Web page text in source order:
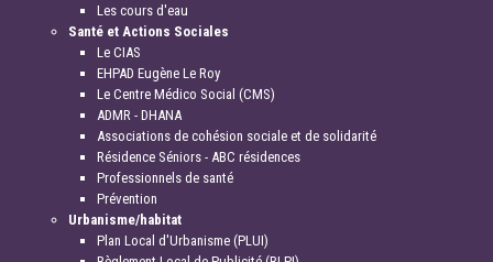
Les cours d'eau
Santé et Actions Sociales
Le CIAS
EHPAD Eugène Le Roy
Le Centre Médico Social (CMS)
ADMR - DHANA
Associations de cohésion sociale et de solidarité
Résidence Séniors - ABC résidences
Professionnels de santé
Prévention
Urbanisme/habitat
Plan Local d'Urbanisme (PLUI)